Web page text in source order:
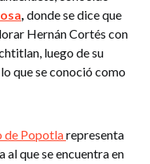
, donde se dice que
Hernán Cortés con
luego de su
que se conoció como
de Popotlarepresenta
al que se encuentra en